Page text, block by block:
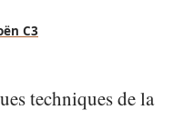
C3
techniques de la